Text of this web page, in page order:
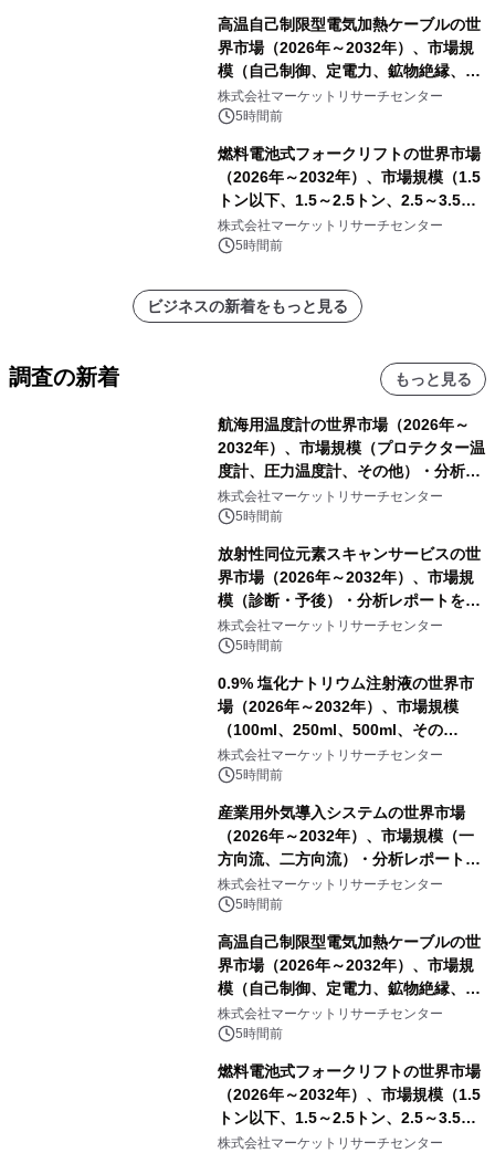
高温自己制限型電気加熱ケーブルの世
界市場（2026年～2032年）、市場規
模（自己制御、定電力、鉱物絶縁、表
皮効果）・分析レポートを発表
株式会社マーケットリサーチセンター
5時間前
燃料電池式フォークリフトの世界市場
（2026年～2032年）、市場規模（1.5
トン以下、1.5～2.5トン、2.5～3.5ト
ン、3.5～5.0トン、その他）・分析レ
ポートを発表
株式会社マーケットリサーチセンター
5時間前
ビジネスの新着をもっと見る
調査の新着 もっと見る
航海用温度計の世界市場（2026年～
2032年）、市場規模（プロテクター温
度計、圧力温度計、その他）・分析レ
ポートを発表
株式会社マーケットリサーチセンター
5時間前
放射性同位元素スキャンサービスの世
界市場（2026年～2032年）、市場規
模（診断・予後）・分析レポートを発
表
株式会社マーケットリサーチセンター
5時間前
0.9% 塩化ナトリウム注射液の世界市
場（2026年～2032年）、市場規模
（100ml、250ml、500ml、その
他）・分析レポートを発表
株式会社マーケットリサーチセンター
5時間前
産業用外気導入システムの世界市場
（2026年～2032年）、市場規模（一
方向流、二方向流）・分析レポートを
発表
株式会社マーケットリサーチセンター
5時間前
高温自己制限型電気加熱ケーブルの世
界市場（2026年～2032年）、市場規
模（自己制御、定電力、鉱物絶縁、表
皮効果）・分析レポートを発表
株式会社マーケットリサーチセンター
5時間前
燃料電池式フォークリフトの世界市場
（2026年～2032年）、市場規模（1.5
トン以下、1.5～2.5トン、2.5～3.5ト
ン、3.5～5.0トン、その他）・分析レ
株式会社マーケットリサーチセンター